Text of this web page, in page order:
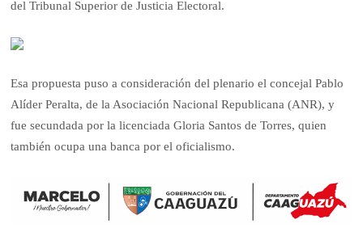
del Tribunal Superior de Justicia Electoral.
Esa propuesta puso a consideración del plenario el concejal Pablo
Alíder Peralta, de la Asociación Nacional Republicana (ANR), y
fue secundada por la licenciada Gloria Santos de Torres, quien
también ocupa una banca por el oficialismo.